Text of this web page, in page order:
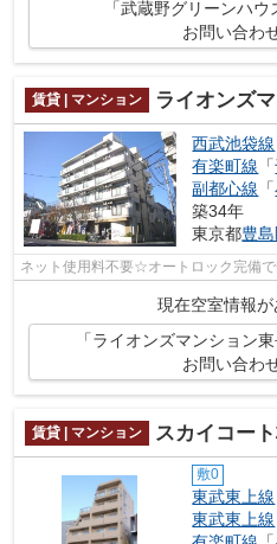
「武蔵野グリーンハ
お問い合わ
賃貸 | マンション ライオンズマン
西武池袋線
有楽町線 「
副都心線 「
築34年
東京都豊
ネット使用料不要☆オートロック完備
現在空室情報が
「ライオンズマンション
お問い合わ
賃貸 | マンション スカイコー
敷0
東武東上線
東武東上線